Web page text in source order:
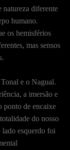
natureza diferente
humano.
os hemisférios
mas sensos
e o Nagual.
a imersão e
ponto de encaixe
do nosso
lado esquerdo foi